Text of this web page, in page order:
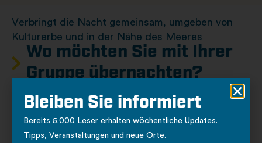
Verbringt die Nacht gemeinsam, umgeben von
Kulturerbe und in der Nähe des Meeres
Wo möchten Sie mit Ihrer
Gruppe übernachten?
Unterkunft
Bleiben Sie informiert
Bereits 5.000 Leser erhalten wöchentliche Updates.
Tipps, Veranstaltungen und neue Orte.